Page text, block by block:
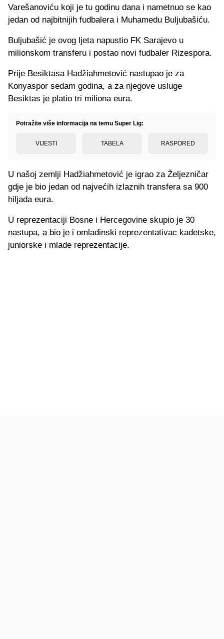
Varešanoviću koji je tu godinu dana i nametnuo se kao
jedan od najbitnijih fudbalera i Muhamedu Buljubašiću.
Buljubašić je ovog ljeta napustio FK Sarajevo u
milionskom transferu i postao novi fudbaler Rizespora.
Prije Besiktasa Hadžiahmetović nastupao je za
Konyaspor sedam godina, a za njegove usluge
Besiktas je platio tri miliona eura.
Potražite više informacija na temu Super Lig:
VIJESTI TABELA RASPORED
U našoj zemlji Hadžiahmetović je igrao za Željezničar
gdje je bio jedan od najvećih izlaznih transfera sa 900
hiljada eura.
U reprezentaciji Bosne i Hercegovine skupio je 30
nastupa, a bio je i omladinski reprezentativac kadetske,
juniorske i mlade reprezentacije.